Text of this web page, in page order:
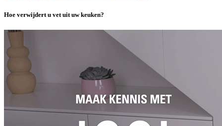
Hoe verwijdert u vet uit uw keuken?